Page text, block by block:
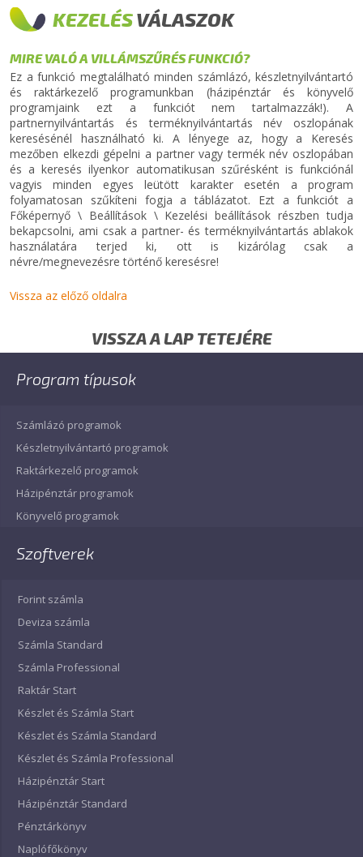
KEZELÉSVÁLASZOK
MIRE VALÓ A VILLÁMSZŰRÉS FUNKCIÓ?
Ez a funkció megtalálható minden számlázó, készletnyilvántartó
és raktárkezelő programunkban (házipénztár és könyvelő
programjaink ezt a funkciót nem tartalmazzák!). A
partnernyilvántartás és terméknyilvántartás név oszlopának
keresésénél használható ki. A lényege az, hogy a Keresés
mezőben elkezdi gépelni a partner vagy termék név oszlopában
és a keresés ilyenkor automatikusan szűrésként is funkciónál
vagyis minden egyes leütött karakter esetén a program
folyamatosan szűkíteni fogja a táblázatot. Ezt a funkciót a
Főképernyő \ Beállítások \ Kezelési beállítások részben tudja
bekapcsolni, ami csak a partner- és terméknyilvántartás ablakok
használatára terjed ki, ott is kizárólag csak a
névre/megnevezésre történő keresésre!
Vissza az előző oldalra
VISSZA A LAP TETEJÉRE
Program típusok
Számlázó programok
Készletnyilvántartó programok
Raktárkezelő programok
Házipénztár programok
Könyvelő programok
Szoftverek
Forint számla
Deviza számla
Számla Standard
Számla Professional
Raktár Start
Készlet és Számla Start
Készlet és Számla Standard
Készlet és Számla Professional
Házipénztár Start
Házipénztár Standard
Pénztárkönyv
Naplófőkönyv